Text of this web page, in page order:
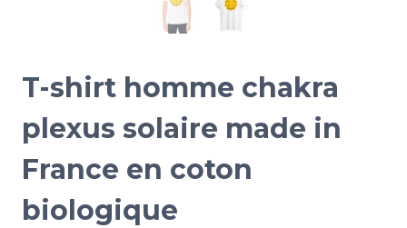
T-shirt homme chakra
plexus solaire made in
France en coton
biologique